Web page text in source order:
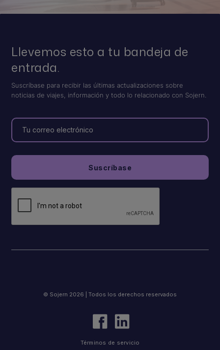
Llevemos esto a tu bandeja de
entrada.
Suscríbase para recibir las últimas actualizaciones sobre
noticias de viajes, información y todo lo relacionado con Sojern.
© Sojern 2026 | Todos los derechos reservados
Términos de servicio